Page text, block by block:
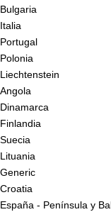
Bulgaria
Italia
Portugal
Polonia
Liechtenstein
Angola
Dinamarca
Finlandia
Suecia
Lituania
Generic
Croatia
España - Península y